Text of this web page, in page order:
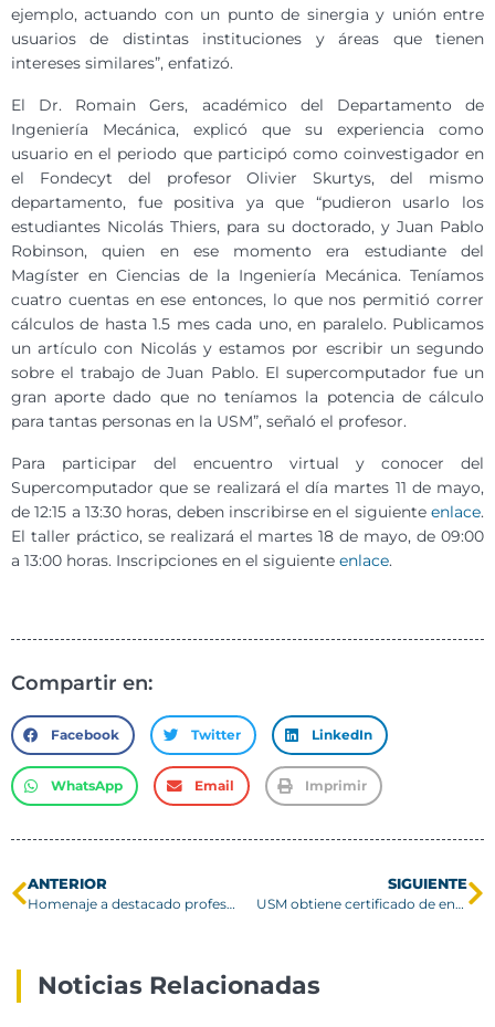
ejemplo, actuando con un punto de sinergia y unión entre
usuarios de distintas instituciones y áreas que tienen
intereses similares”, enfatizó.
El Dr. Romain Gers, académico del Departamento de
Ingeniería Mecánica, explicó que su experiencia como
usuario en el periodo que participó como coinvestigador en
el Fondecyt del profesor Olivier Skurtys, del mismo
departamento, fue positiva ya que “pudieron usarlo los
estudiantes Nicolás Thiers, para su doctorado, y Juan Pablo
Robinson, quien en ese momento era estudiante del
Magíster en Ciencias de la Ingeniería Mecánica. Teníamos
cuatro cuentas en ese entonces, lo que nos permitió correr
cálculos de hasta 1.5 mes cada uno, en paralelo. Publicamos
un artículo con Nicolás y estamos por escribir un segundo
sobre el trabajo de Juan Pablo. El supercomputador fue un
gran aporte dado que no teníamos la potencia de cálculo
para tantas personas en la USM”, señaló el profesor.
Para participar del encuentro virtual y conocer del
Supercomputador que se realizará el día martes 11 de mayo,
de 12:15 a 13:30 horas, deben inscribirse en el siguiente enlace.
El taller práctico, se realizará el martes 18 de mayo, de 09:00
a 13:00 horas. Inscripciones en el siguiente enlace.
Compartir en:
Facebook Twitter LinkedIn
WhatsApp Email Imprimir
ANTERIOR
Homenaje a destacado profesor Mario Edgardo Ibacache
SIGUIENTE
USM obtiene certificado de energías limpias 100% Renovables
Noticias Relacionadas